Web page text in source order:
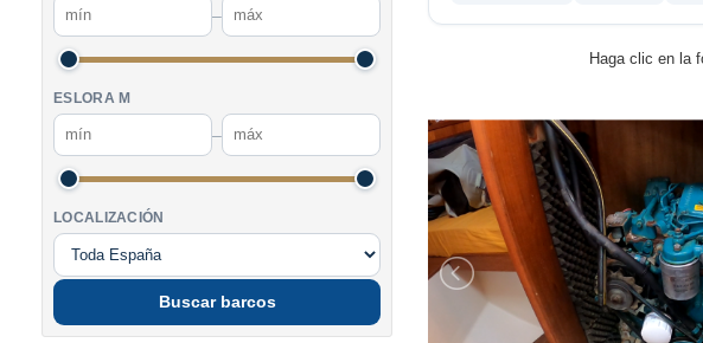
–
ESLORA M
–
LOCALIZACIÓN
Buscar barcos
Haga clic en la